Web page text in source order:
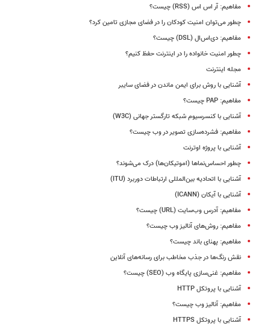
مفاهیم: آر اس اس (RSS) چیست؟
چطور می‌توان امنیت کودکان را در فضای مجازی تامین کرد؟
مفاهیم: دی‌اس‌ال (DSL) چیست؟
چطور امنیت خانواده را در اینترنت حفظ کنیم؟
مجله اینترنت
آشنایی با روش برای ایمن ماندن در فضای سایبر
مفاهیم: PAP چیست؟
آشنایی با کنسرسیوم شبکه تارگستر جهانی (W3C)
مفاهیم: فشرده‌سازی تصویر در وب چیست؟
آشنایی با پروژه اوترنت
چطور احساس‌نماها (اموتیکان‌ها) درک می‌شوند؟
آشنایی با اتحادیه بین‌المللی ارتباطات دوربرد (ITU)
آشنایی با آیکان (ICANN)
مفاهیم: آدرس وب‌سایت (URL) چیست؟
مفاهیم: روش‌های آنالیز وب چیست؟
مفاهیم: پهنای باند چیست؟
نقش رنگ‌ها در جذب مخاطب برای رسانه‌های آنلاین
مفاهیم: غنی‌‏سازی پایگاه وب (SEO) چیست؟
آشنایی با پروتکل HTTP
مفاهیم: آنالیز وب چیست؟
آشنایی با پروتکل HTTPS